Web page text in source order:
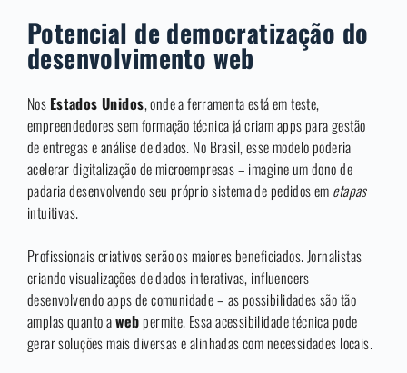
Potencial de democratização do
desenvolvimento web
Nos Estados Unidos, onde a ferramenta está em teste,
empreendedores sem formação técnica já criam apps para gestão
de entregas e análise de dados. No Brasil, esse modelo poderia
acelerar digitalização de microempresas – imagine um dono de
padaria desenvolvendo seu próprio sistema de pedidos em etapas
intuitivas.
Profissionais criativos serão os maiores beneficiados. Jornalistas
criando visualizações de dados interativas, influencers
desenvolvendo apps de comunidade – as possibilidades são tão
amplas quanto awebpermite. Essa acessibilidade técnica pode
gerar soluções mais diversas e alinhadas com necessidades locais.